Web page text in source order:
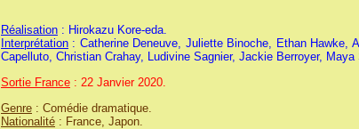
Réalisation : Hirokazu Kore-eda.
Interprétation : Catherine Deneuve, Juliette Binoche, Ethan Hawke,
Capelluto, Christian Crahay, Ludivine Sagnier, Jackie Berroyer, Maya
Sortie France : 22 Janvier 2020.
Genre : Comédie dramatique.
Nationalité : France, Japon.